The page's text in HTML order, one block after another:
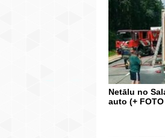
Netālu no
auto (+ FOTO